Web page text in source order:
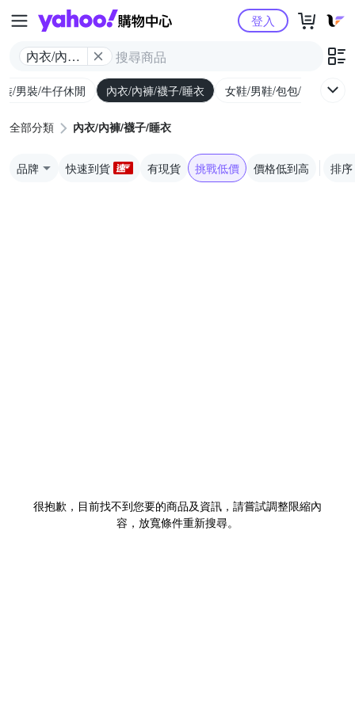
Yahoo購物中心
內衣/內褲/
登入
/男裝/牛仔休閒 內衣/內褲/襪子/睡衣 女鞋/男鞋/包包/行李箱
全部分類 內衣/內褲/襪子/睡衣
品牌 快速到貨 有現貨 挑戰低價 價格低到高 排序
很抱歉，目前找不到您要的商品及資訊，請嘗試調整限縮內
容，放寬條件重新搜尋。